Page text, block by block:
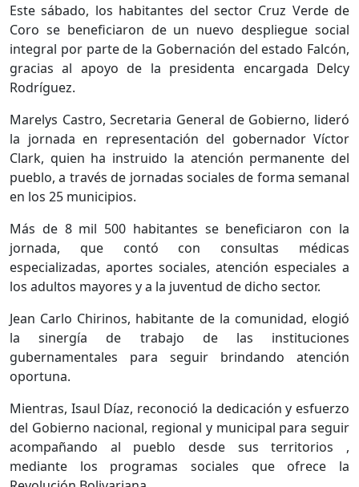
Este sábado, los habitantes del sector Cruz Verde de
Coro se beneficiaron de un nuevo despliegue social
integral por parte de la Gobernación del estado Falcón,
gracias al apoyo de la presidenta encargada Delcy
Rodríguez.
Marelys Castro, Secretaria General de Gobierno, lideró
la jornada en representación del gobernador Víctor
Clark, quien ha instruido la atención permanente del
pueblo, a través de jornadas sociales de forma semanal
en los 25 municipios.
Más de 8 mil 500 habitantes se beneficiaron con la
jornada, que contó con consultas médicas
especializadas, aportes sociales, atención especiales a
los adultos mayores y a la juventud de dicho sector.
Jean Carlo Chirinos, habitante de la comunidad, elogió
la sinergía de trabajo de las instituciones
gubernamentales para seguir brindando atención
oportuna.
Mientras, Isaul Díaz, reconoció la dedicación y esfuerzo
del Gobierno nacional, regional y municipal para seguir
acompañando al pueblo desde sus territorios ,
mediante los programas sociales que ofrece la